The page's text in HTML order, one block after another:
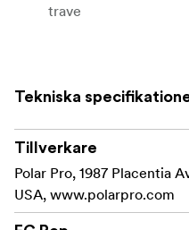
trave
Tekniska
Tillverkare
Polar Pro, 1987 Placentia
USA, www.polarpro.com